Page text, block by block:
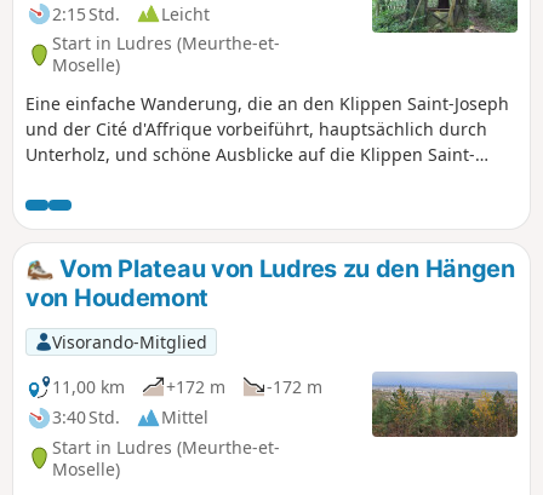
2:15 Std.
Leicht
Start in Ludres (Meurthe-et-
Moselle)
Eine einfache Wanderung, die an den Klippen Saint-Joseph
und der Cité d'Affrique vorbeiführt, hauptsächlich durch
Unterholz, und schöne Ausblicke auf die Klippen Saint-
Überreste der Cité (auch Camp genannt) d'Affique
besichtigen, einer gallischen Ausgrabungsstätte aus der
frühen Eisenzeit um 500 v. Chr. Empfohlene App: Visorando.
Vom Plateau von Ludres zu den Hängen
von Houdemont
Visorando-Mitglied
11,00 km
+172 m
-172 m
3:40 Std.
Mittel
Start in Ludres (Meurthe-et-
Moselle)